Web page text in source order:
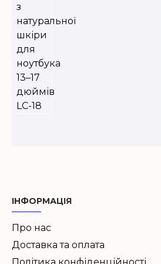
ІНФОРМАЦІЯ
Про нас
Доставка та оплата